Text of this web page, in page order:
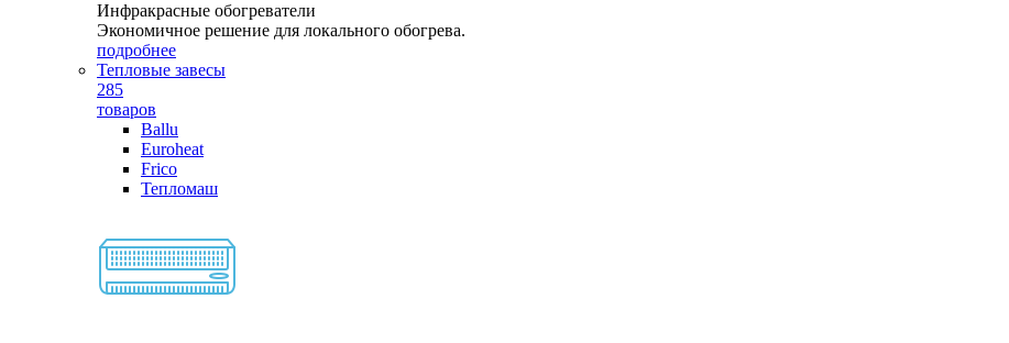
Инфракрасные обогреватели
Экономичное решение для локального обогрева.
подробнее
Тепловые завесы
285
товаров
Ballu
Euroheat
Frico
Тепломаш